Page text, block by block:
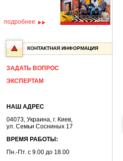
подробнее
КОНТАКТНАЯ ИНФОРМАЦИЯ
ЗАДАТЬ ВОПРОС
ЭКСПЕРТАМ
НАШ АДРЕС
04073, Украина, г. Киев,
ул. Семьи Сосниных 17
ВРЕМЯ РАБОТЫ:
Пн.-Пт. с 9.00 до 18.00